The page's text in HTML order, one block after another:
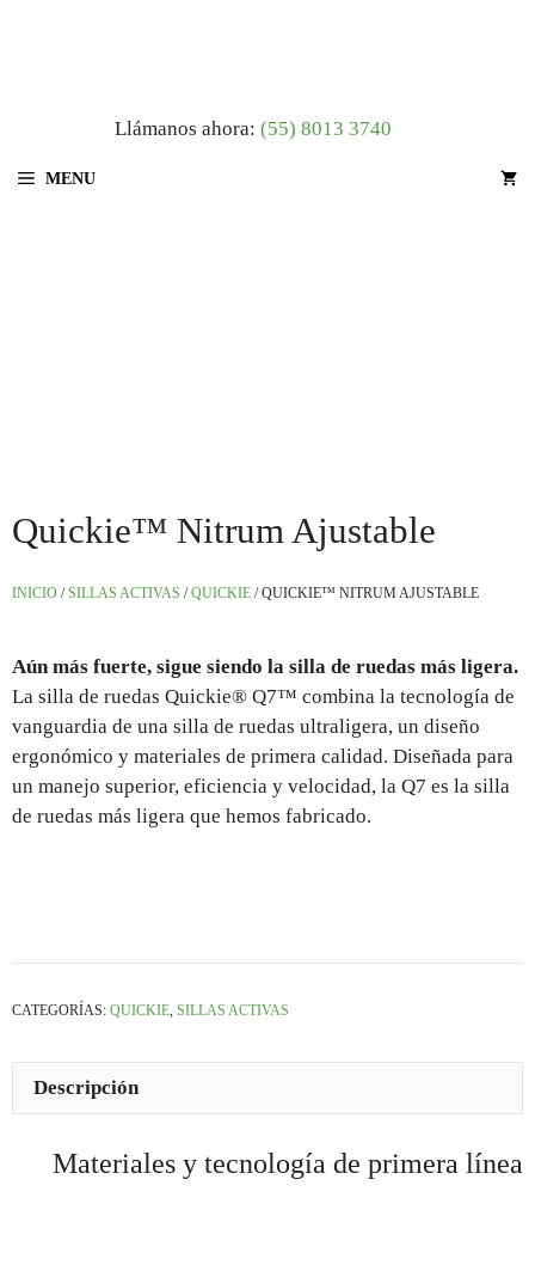
Llámanos ahora: (55) 8013 3740
MENU
Quickie™ Nitrum Ajustable
INICIO /SILLAS ACTIVAS /QUICKIE / QUICKIE™ NITRUM AJUSTABLE
Aún más fuerte, sigue siendo la silla de ruedas más ligera.
La silla de ruedas Quickie® Q7™ combina la tecnología de
vanguardia de una silla de ruedas ultraligera, un diseño
ergonómico y materiales de primera calidad. Diseñada para
un manejo superior, eficiencia y velocidad, la Q7 es la silla
de ruedas más ligera que hemos fabricado.
CATEGORÍAS: QUICKIE SILLAS ACTIVAS
Descripción
Materiales y tecnología de primera línea